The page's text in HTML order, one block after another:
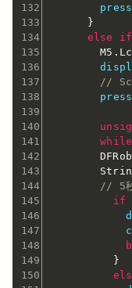
}
else
if
        M5
.
//
while
// 5秒
if
}